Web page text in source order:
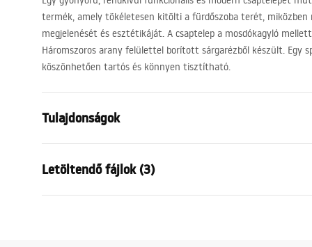
termék, amely tökéletesen kitölti a fürdőszoba terét, miközben
megjelenését és esztétikáját. A csaptelep a mosdókagyló
Háromszoros arany felülettel borított sárgarézből készült. Egy
köszönhetően tartós és könnyen tisztítható.
Tulajdonságok
Felszerelés
Szín
Arany
Letöltendő fájlok (3)